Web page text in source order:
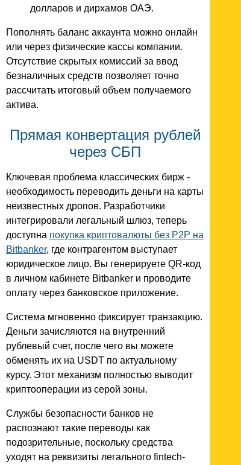
долларов и дирхамов ОАЭ.
Пополнять баланс аккаунта можно онлайн
или через физические кассы компании.
Отсутствие скрытых комиссий за ввод
безналичных средств позволяет точно
рассчитать итоговый объем получаемого
актива.
Прямая конвертация рублей
через СБП
Ключевая проблема классических бирж -
необходимость переводить деньги на карты
неизвестных дропов. Разработчики
интегрировали легальный шлюз, теперь
доступна покупка криптовалюты без P2P на
Bitbanker, где контрагентом выступает
юридическое лицо. Вы генерируете QR-код
в личном кабинете Bitbanker и проводите
оплату через банковское приложение.
Система мгновенно фиксирует транзакцию.
Деньги зачисляются на внутренний
рублевый счет, после чего вы можете
обменять их на USDT по актуальному
курсу. Этот механизм полностью выводит
криптооперации из серой зоны.
Службы безопасности банков не
распознают такие переводы как
подозрительные, поскольку средства
уходят на реквизиты легального fintech-